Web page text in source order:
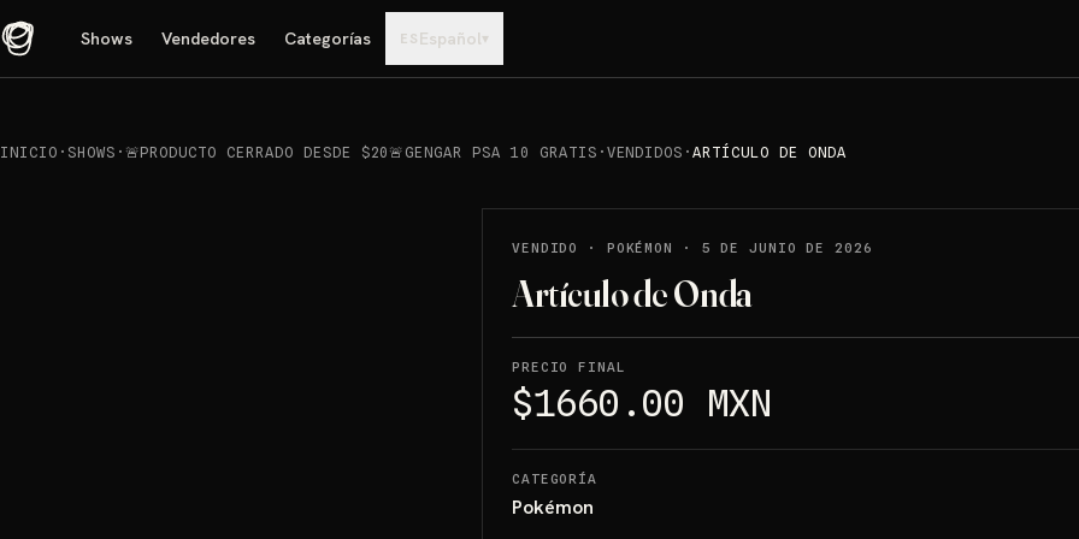
Shows Vendedores Categorías ES Español▾
INICIO · SHOWS · 🚨PRODUCTO CERRADO DESDE $20🚨GENGAR PSA 10 GRATIS · VENDIDOS ·ARTÍCULO DE ONDA
VENDIDO · POKÉMON · 5 DE JUNIO DE 2026
Artículo de Onda
PRECIO FINAL
$1660.00 MXN
CATEGORÍA
Pokémon